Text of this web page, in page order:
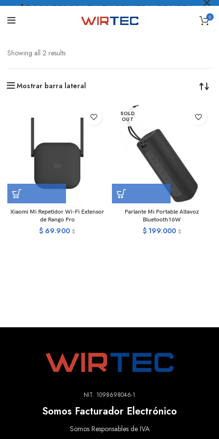
0
Showing all 2 results
Mostrar barra lateral
Xiaomi Mi Repetidor Wi-Fi Extensor
de Rango Pro
$ 69.900 $
SOLD
OUT
Parlante Mi Portable Altavoz
Bluetooth16W
$199.000 $
NIT. 1098698046-1
Somos Facturador Electrónico
Somos Responsables de IVA
$5.000 PESOS* EN TU PRIMERA COMPRA